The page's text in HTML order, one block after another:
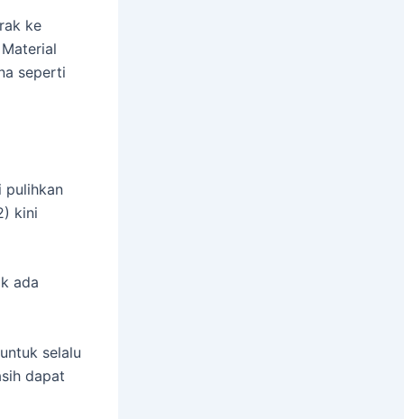
ke
seperti
pulihkan
kini
ada
selalu
dapat